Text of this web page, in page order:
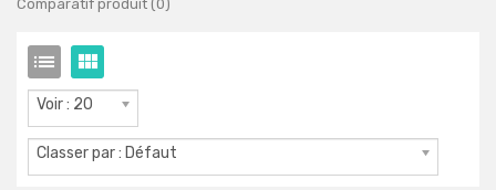
Comparatif produit (0)
Voir : 20
Classer par : Défaut